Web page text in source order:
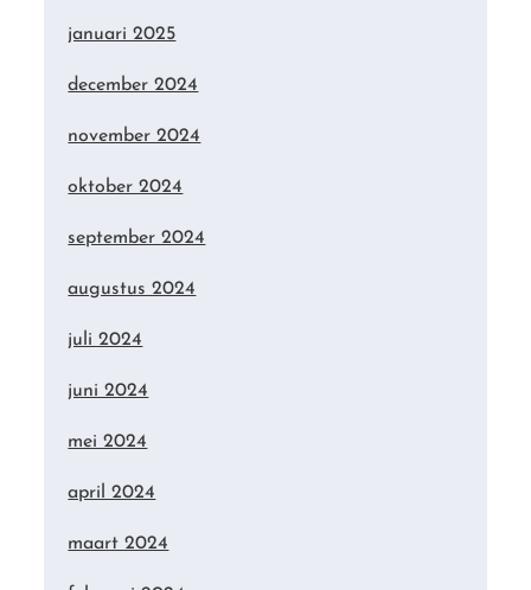
januari 2025
december 2024
november 2024
oktober 2024
september 2024
augustus 2024
juli 2024
juni 2024
mei 2024
april 2024
maart 2024